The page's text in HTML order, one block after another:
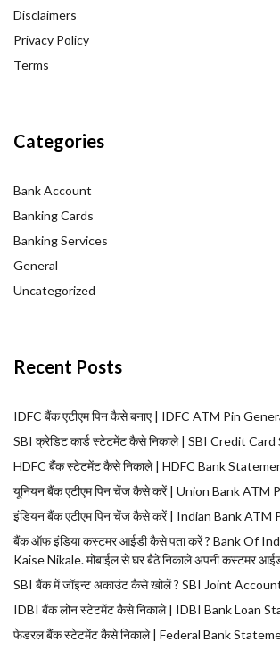
Disclaimers
Privacy Policy
Terms
Categories
Bank Account
Banking Cards
Banking Services
General
Uncategorized
Recent Posts
IDFC बैंक एटीएम पिन कैसे बनाए | IDFC ATM Pin
SBI क्रेडिट कार्ड स्टेटमेंट कैसे निकाले | SBI Credit
HDFC बैंक स्टेटमेंट कैसे निकाले | HDFC Bank
यूनियन बैंक एटीएम पिन चेंज कैसे करें | Union Bank ATM
इंडियन बैंक एटीएम पिन चेंज कैसे करें | Indian Bank ATM
बैंक ऑफ इंडिया कस्टमर आईडी कैसे पता करें ? Bank Of
Kaise Nikale. मोबाईल से घर बैठे निकाले अपनी कस्टमर
SBI बैंक में जॉइन्ट अकाउंट कैसे खोलें ? SBI Joint
IDBI बैंक लोन स्टेटमेंट कैसे निकाले | IDBI Bank Loan
फेडरल बैंक स्टेटमेंट कैसे निकाले | Federal Bank